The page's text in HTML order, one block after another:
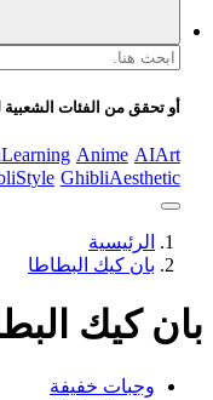
البحث
أو تحقق من الفئات الشعبية
AIArt
Anime
GhibliAesthetic
الرئيسية
بان كيك البطاطا
بان كيك
وجبات خفيفة